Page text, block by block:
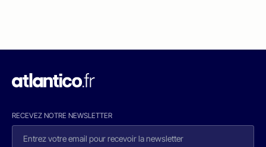
RECEVEZ NOTRE NEWSLETTER